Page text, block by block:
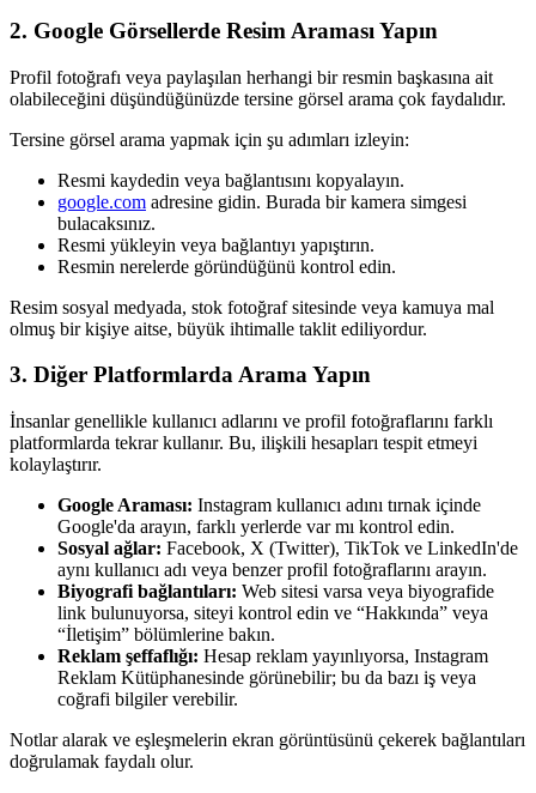
2. Google Görsellerde Resim Araması Yapın
Profil fotoğrafı veya paylaşılan herhangi bir resmin başkasına ait
olabileceğini düşündüğünüzde tersine görsel arama çok faydalıdır.
Tersine görsel arama yapmak için şu adımları izleyin:
Resmi kaydedin veya bağlantısını kopyalayın.
google.com adresine gidin. Burada bir kamera simgesi
bulacaksınız.
Resmi yükleyin veya bağlantıyı yapıştırın.
Resmin nerelerde göründüğünü kontrol edin.
Resim sosyal medyada, stok fotoğraf sitesinde veya kamuya mal
olmuş bir kişiye aitse, büyük ihtimalle taklit ediliyordur.
3. Diğer Platformlarda Arama Yapın
İnsanlar genellikle kullanıcı adlarını ve profil fotoğraflarını farklı
platformlarda tekrar kullanır. Bu, ilişkili hesapları tespit etmeyi
kolaylaştırır.
Google Araması: Instagram kullanıcı adını tırnak içinde
Google'da arayın, farklı yerlerde var mı kontrol edin.
Sosyal ağlar: Facebook, X (Twitter), TikTok ve LinkedIn'de
aynı kullanıcı adı veya benzer profil fotoğraflarını arayın.
Biyografi bağlantıları: Web sitesi varsa veya biyografide
link bulunuyorsa, siteyi kontrol edin ve “Hakkında” veya
“İletişim” bölümlerine bakın.
Reklam şeffaflığı: Hesap reklam yayınlıyorsa, Instagram
Reklam Kütüphanesinde görünebilir; bu da bazı iş veya
coğrafi bilgiler verebilir.
Notlar alarak ve eşleşmelerin ekran görüntüsünü çekerek bağlantıları
doğrulamak faydalı olur.